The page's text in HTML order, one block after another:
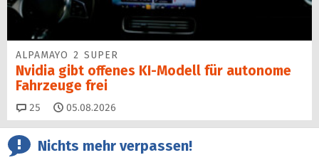
ALPAMAYO 2 SUPER
Nvidia gibt offenes KI-Modell für autonome
Fahrzeuge frei
25 Kommentare
05.08.2026
Nichts mehr verpassen!